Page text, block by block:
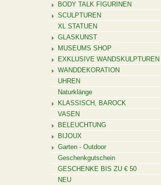
BODY TALK FIGURINEN
SCULPTUREN
XL STATUEN
GLASKUNST
MUSEUMS SHOP
EXKLUSIVE WANDSKULPTUREN
WANDDEKORATION
UHREN
Naturklänge
KLASSISCH, BAROCK
VASEN
BELEUCHTUNG
BIJOUX
Garten - Outdoor
Geschenkgutschein
GESCHENKE BIS ZU € 50
NEU